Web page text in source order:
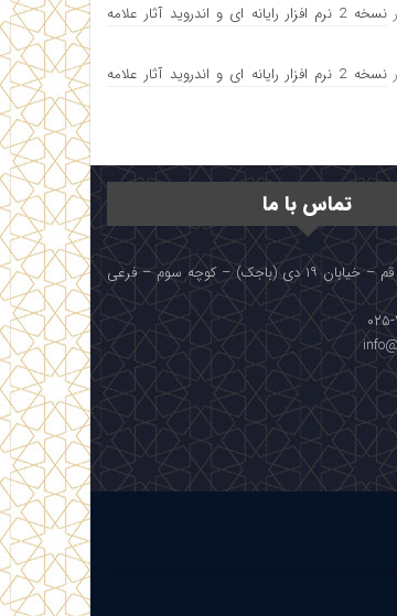
نسخه 2 نرم افزار رایانه ای و اندروید آثار علامه
نسخه 2 نرم افزار رایانه ای و اندروید آثار علامه
تماس با ما
آدرس: شهر مقدس قم – خیابان ۱۹ دی (باجک) – کوچه سوم – فرعی